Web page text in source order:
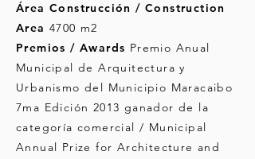
Área Construcción / Construction
Area 4700 m2
Premios / Awards Premio Anual
Municipal de Arquitectura y
Urbanismo del Municipio Maracaibo
7ma Edición 2013 ganador de la
categoría comercial / Municipal
Annual Prize for Architecture and